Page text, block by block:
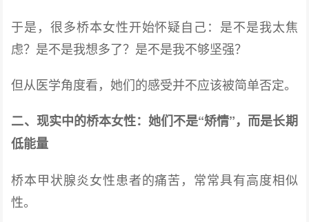
于是，很多桥本女性开始怀疑自己：是不是我太焦
虑？是不是我想多了？是不是我不够坚强？
但从医学角度看，她们的感受并不应该被简单否定。
二、现实中的桥本女性：她们不是“矫情”，而是长期
低能量
桥本甲状腺炎女性患者的痛苦，常常具有高度相似
性。